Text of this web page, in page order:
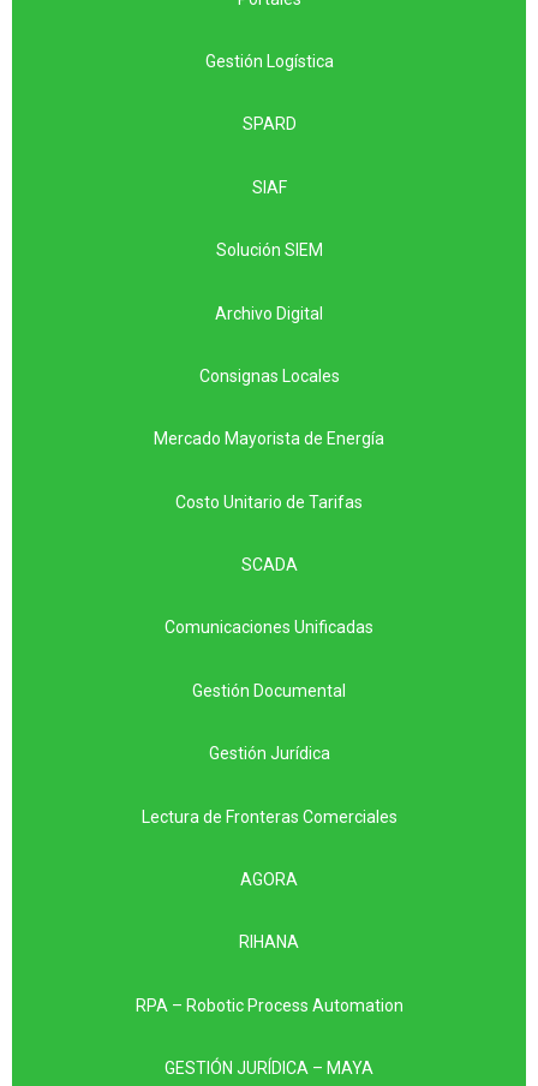
Gestión Logística
SPARD
SIAF
Solución SIEM
Archivo Digital
Consignas Locales
Mercado Mayorista de Energía
Costo Unitario de Tarifas
SCADA
Comunicaciones Unificadas
Gestión Documental
Gestión Jurídica
Lectura de Fronteras Comerciales
AGORA
RIHANA
RPA – Robotic Process Automation
GESTIÓN JURÍDICA – MAYA